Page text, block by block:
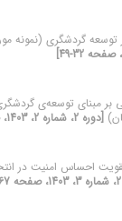
توسعه گردشگری (نمونه
بر مبنای توسعه‌ی
[دوره 2، شماره 2، 1403، صفحه 50-60]
احساس امنیت در